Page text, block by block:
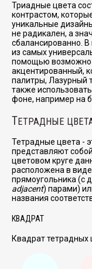
Триадные цвета
контрастом,
уникальные
не радикален, а
сбалансированно.
из самых
помощью возможно
акцентированный,
палитры, Лазурный
также
фоне, например на
ТЕТРАДНЫЕ
Тетрадные цвета -
представляют
цветовом круге
расположена в
прямоугольника (с
adjacent) парами)
названия
КВАДРАТ
Квадрат тетрадных